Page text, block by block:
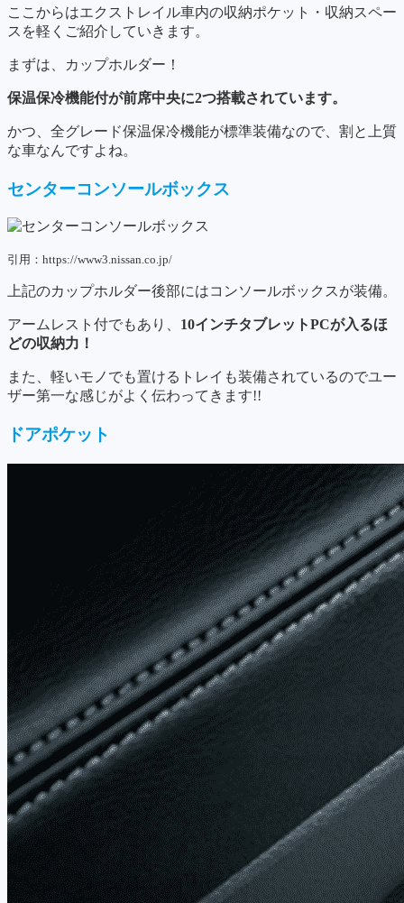
ここからはエクストレイル車内の収納ポケット・収納スペー
スを軽くご紹介していきます。
まずは、カップホルダー！
保温保冷機能付が前席中央に2つ搭載されています。
かつ、全グレード保温保冷機能が標準装備なので、割と上質
な車なんですよね。
センターコンソールボックス
引用：https://www3.nissan.co.jp/
上記のカップホルダー後部にはコンソールボックスが装備。
アームレスト付でもあり、 10インチタブレットPCが入るほ
どの収納力！
また、軽いモノでも置けるトレイも装備されているのでユー
ザー第一な感じがよく伝わってきます!!
ドアポケット